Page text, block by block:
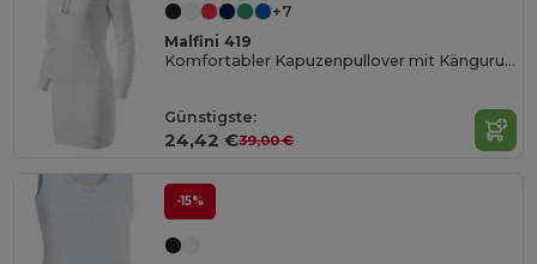
+7
Malfini 419
Komfortabler Kapuzenpullover mit Kängurutasche
Günstigste:
24,42 €39,00 €
-15%